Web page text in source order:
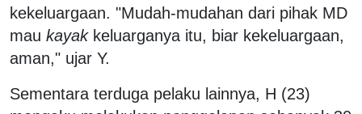
kekeluargaan. "Mudah-mudahan dari pihak MD
mau kayakkeluarganya itu, biar kekeluargaan,
aman," ujar Y.
Sementara terduga pelaku lainnya, H (23)